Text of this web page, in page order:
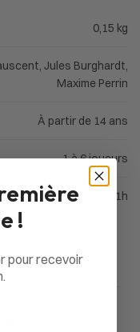
0,15 kg
Jules Burghardt,
Maxime Perrin
À partir de 14 ans
1 à 6 joueurs
30min à 1h
!
pour recevoir